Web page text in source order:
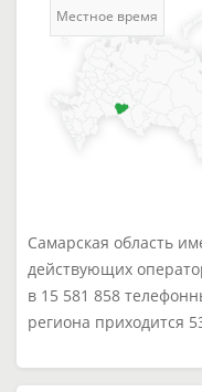
Местное время
Самарская область
действующих
в 15 581 858
региона приходится